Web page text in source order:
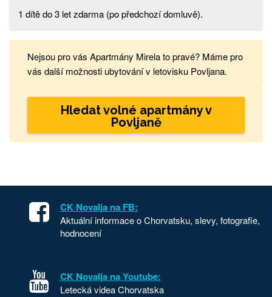
1 dítě do 3 let zdarma (po předchozí domluvě).
Nejsou pro vás Apartmány Mirela to pravé? Máme pro
vás další možnosti ubytování v letovisku Povljana.
Hledat volné apartmány v
Povljaně
CK Novalja na FB:
Aktuální informace o Chorvatsku, slevy, fotografie,
hodnocení
CK Novalja na Youtube:
Letecká videa Chorvatska